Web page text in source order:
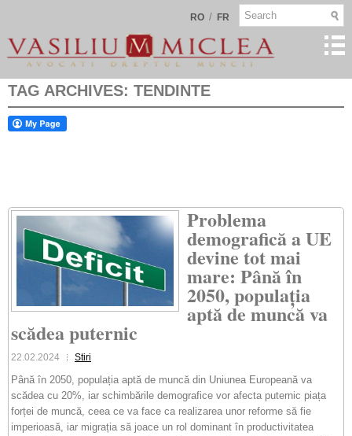
RO / FR
TAG ARCHIVES: TENDINTE
Problema
demografică a UE
devine tot mai
mare: Până în
2050, populația
aptă de muncă va
scădea puternic
22.02.2024 Stiri
Până în 2050, populația aptă de muncă din Uniunea Europeană va
scădea cu 20%, iar schimbările demografice vor afecta puternic piața
forței de muncă, ceea ce va face ca realizarea unor reforme să fie
imperioasă, iar migrația să joace un rol dominant în productivitatea